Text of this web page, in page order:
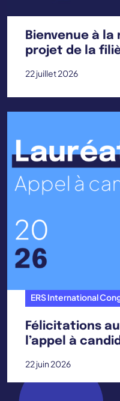
Bienvenue à
projet de la
22 juillet 2026
ERS International
Félicitations
l’appel à
22 juin 2026